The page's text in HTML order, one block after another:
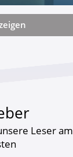
Leser am